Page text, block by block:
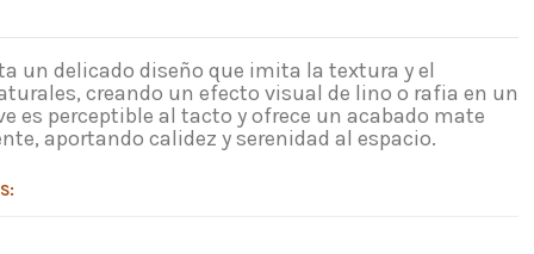
un delicado diseño que imita la textura y el
creando un efecto visual de lino o rafia en un
es perceptible al tacto y ofrece un acabado mate
aportando calidez y serenidad al espacio.